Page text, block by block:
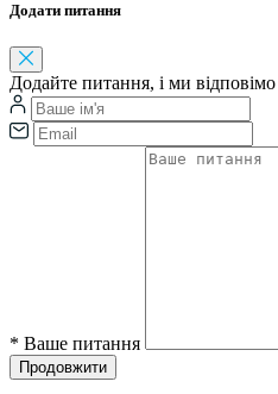
Додати питання
Додайте питання, і ми
* Ваше питання
Продовжити